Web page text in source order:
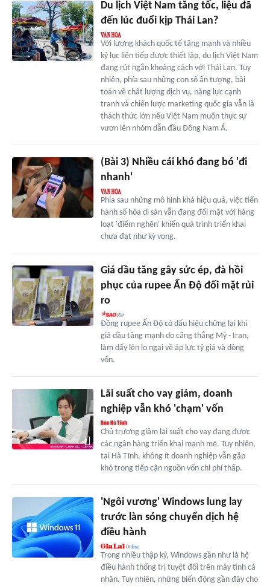
Du lịch Việt Nam tăng tốc, liệu đã
đến lúc đuổi kịp Thái Lan?
Với lượng khách quốc tế tăng mạnh và nhiều
kỷ lục liên tiếp được thiết lập, du lịch Việt Nam
đang rút ngắn khoảng cách với Thái Lan. Tuy
nhiên, phía sau những con số ấn tượng, bài
toán về chất lượng dịch vụ, năng lực cạnh
tranh và chiến lược marketing quốc gia vẫn là
thách thức lớn nếu Việt Nam muốn thực sự
vươn lên nhóm dẫn đầu Đông Nam Á.
(Bài 3) Nhiều cái khó đang bó 'đi
nhanh'
Phía sau những mô hình khá hiệu quả, việc tiến
hành số hóa di sản vẫn đang đối mặt với hàng
loạt 'điểm nghẽn' khiến quá trình triển khai
chưa đạt như kỳ vọng.
Giá dầu tăng gây sức ép, đà hồi
phục của rupee Ấn Độ đối mặt rủi
ro
Đồng rupee Ấn Độ có dấu hiệu chững lại khi
giá dầu tăng mạnh do căng thẳng Mỹ - Iran,
làm dấy lên lo ngại về áp lực tỷ giá và dòng
vốn.
Lãi suất cho vay giảm, doanh
nghiệp vẫn khó 'chạm' vốn
Chủ trương giảm lãi suất cho vay đang được
các ngân hàng triển khai mạnh mẽ. Tuy nhiên,
tại Hà Tĩnh, không ít doanh nghiệp vẫn gặp
khó trong tiếp cận nguồn vốn chi phí thấp.
'Ngôi vương' Windows lung lay
trước làn sóng chuyển dịch hệ
điều hành
Trong nhiều thập kỷ, Windows gần như là hệ
điều hành thống trị tuyệt đối trên máy tính cá
nhân. Tuy nhiên, những biến động gần đây cho